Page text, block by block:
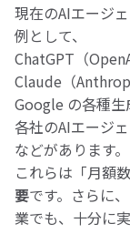
現在のAIエージ
例として、
ChatGPT（
Claude（
Google の各種生
各社のAIエージ
などがあります。
これらは「月額
要です。さらに
業でも、十分に